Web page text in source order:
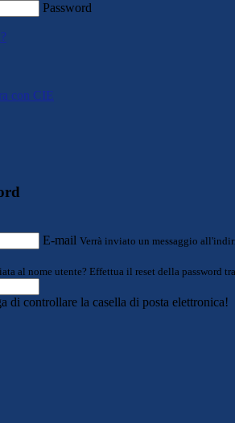
Password
con CIE
E-mail Verrà inviato un messaggio
al nome utente? Effettua il reset della password
di controllare la casella di posta elettronica!